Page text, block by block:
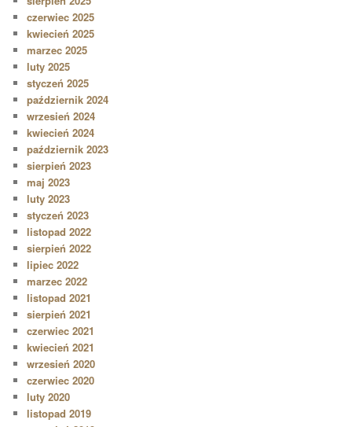
czerwiec 2025
kwiecień 2025
marzec 2025
luty 2025
styczeń 2025
październik 2024
wrzesień 2024
kwiecień 2024
październik 2023
sierpień 2023
maj 2023
luty 2023
styczeń 2023
listopad 2022
sierpień 2022
lipiec 2022
marzec 2022
listopad 2021
sierpień 2021
czerwiec 2021
kwiecień 2021
wrzesień 2020
czerwiec 2020
luty 2020
listopad 2019